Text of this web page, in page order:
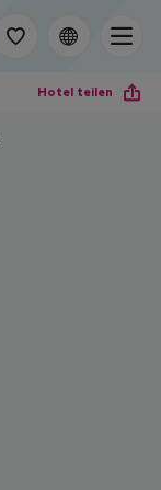
Hotel teilen